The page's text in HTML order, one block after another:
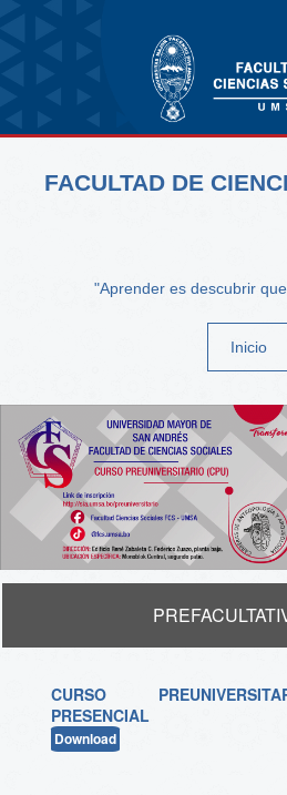
FACULTAD DE
"Aprender es descubrir
Inicio
CURSO
PRESENCIAL
Download